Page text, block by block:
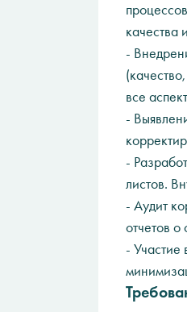
качества
-
все
-
-
листов.
- Аудит
отчетов
- Участие